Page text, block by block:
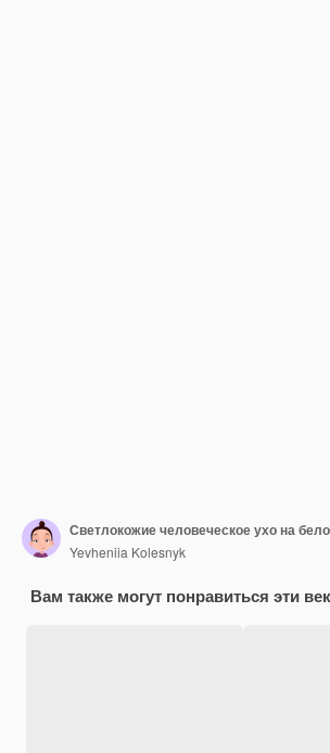
Yevheniia Kolesnyk
Вам также могут понравиться эти